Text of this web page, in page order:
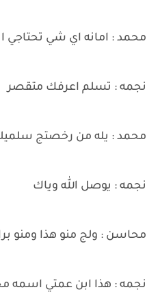
محمد : امانه اي شي تحتاجي
نجمه : تسلم اعرفك متقصر
محمد : يله من رخصتج
نجمه : يوصل الله وياك
محاسن : ولج منو هذا ومنو
نجمه : هذا ابن عمتي اسمه